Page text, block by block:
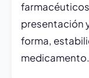
presentación
forma,
medicamento.